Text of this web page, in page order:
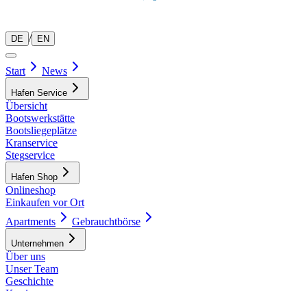
DE / EN
Start News
Hafen Service
Übersicht
Bootswerkstätte
Bootsliegeplätze
Kranservice
Stegservice
Hafen Shop
Onlineshop
Einkaufen vor Ort
Apartments
Gebrauchtbörse
Unternehmen
Über uns
Unser Team
Geschichte